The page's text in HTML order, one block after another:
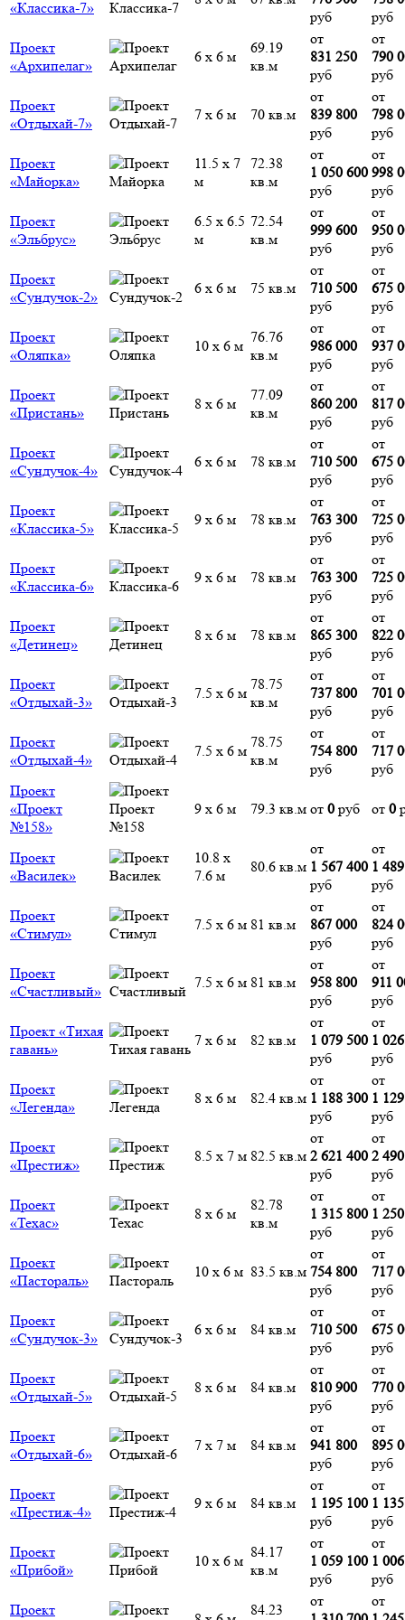
«Классика-7»
руб
руб
Проект
«Архипелаг»
6 х 6 м
69.19
кв.м
от
831 250
руб
от
790
руб
Проект
«Отдыхай-7»
7 х 6 м 70 кв.м
от
839 800
руб
от
798
руб
Проект
«Майорка»
11.5 х 7
м
72.38
кв.м
от
1 050 600
руб
от
998
руб
Проект
«Эльбрус»
6.5 х 6.5
м
72.54
кв.м
от
999 600
руб
от
950
руб
Проект
«Сундучок-2»
6 х 6 м 75 кв.м
от
710 500
руб
от
675
руб
Проект
«Оляпка»
10 х 6 м
76.76
кв.м
от
986 000
руб
от
937
руб
Проект
«Пристань»
8 х 6 м
77.09
кв.м
от
860 200
руб
от
817
руб
Проект
«Сундучок-4»
6 х 6 м 78 кв.м
от
710 500
руб
от
675
руб
Проект
«Классика-5»
9 х 6 м 78 кв.м
от
763 300
руб
от
725
руб
Проект
«Классика-6»
9 х 6 м 78 кв.м
от
763 300
руб
от
725
руб
Проект
«Детинец»
8 х 6 м 78 кв.м
от
865 300
руб
от
822
руб
Проект
«Отдыхай-3»
7.5 х 6 м
78.75
кв.м
от
737 800
руб
от
701
руб
Проект
«Отдыхай-4»
7.5 х 6 м
78.75
кв.м
от
754 800
руб
от
717
руб
Проект
«Проект
№158»
9 х 6 м 79.3 кв.м от 0 руб от 0
Проект
«Василек»
10.8 х
7.6 м
80.6 кв.м
от
1 567 400
руб
от
1
руб
Проект
«Стимул»
7.5 х 6 м 81 кв.м
от
867 000
руб
от
824
руб
Проект
«Счастливый»
7.5 х 6 м 81 кв.м
от
958 800
руб
от
911
руб
Проект «Тихая
гавань»
7 х 6 м 82 кв.м
от
1 079 500
руб
от
1
руб
Проект
«Легенда»
8 х 6 м 82.4 кв.м
от
1 188 300
руб
от
1
руб
Проект
«Престиж»
8.5 х 7 м 82.5 кв.м
от
2 621 400
руб
от
2
руб
Проект
«Техас»
8 х 6 м
82.78
кв.м
от
1 315 800
руб
от
1
руб
Проект
«Пастораль»
10 х 6 м 83.5 кв.м
от
754 800
руб
от
717
руб
Проект
«Сундучок-3»
6 х 6 м 84 кв.м
от
710 500
руб
от
675
руб
Проект
«Отдыхай-5»
8 х 6 м 84 кв.м
от
810 900
руб
от
770
руб
Проект
«Отдыхай-6»
7 х 7 м 84 кв.м
от
941 800
руб
от
895
руб
Проект
«Престиж-4»
9 х 6 м 84 кв.м
от
1 195 100
руб
от
1
руб
Проект
«Прибой»
10 х 6 м
84.17
кв.м
от
1 059 100
руб
от
1
руб
Проект
84.23
от
от